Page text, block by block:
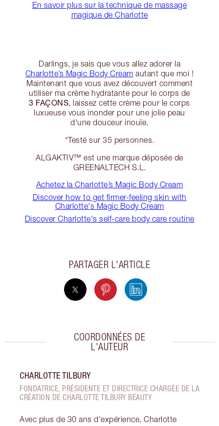
En savoir plus sur la technique de massage
magique de Charlotte
Darlings, je sais que vous allez adorer la
Charlotte’s Magic Body Cream autant que moi !
Maintenant que vous avez découvert comment
utiliser ma crème hydratante pour le corps de
3 FAÇONS, laissez cette crème pour le corps
luxueuse vous inonder pour une jolie peau
d'une douceur inouïe.
*Testé sur 35 personnes.
ALGAKTIV™ est une marque déposée de
GREENALTECH S.L.
Achetez la Charlotte’s Magic Body Cream
Discover how to get firmer-feeling skin with
Charlotte's Magic Body Cream
Discover Charlotte's self-care body care routine
PARTAGER L'ARTICLE
COORDONNÉES DE
L'AUTEUR
CHARLOTTE TILBURY
FONDATRICE, PRÉSIDENTE ET DIRECTRICE CHARGÉE DE LA
CRÉATION DE CHARLOTTE TILBURY BEAUTY
Avec plus de 30 ans d'expérience, Charlotte